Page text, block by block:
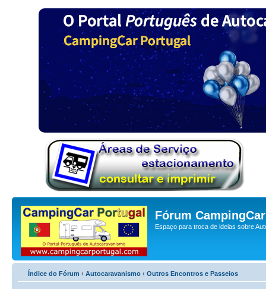
Fórum
Espaço para troca de ideias sobre
Índice do Fórum ‹ Autocaravanismo ‹ Outros Encontros e Passeios